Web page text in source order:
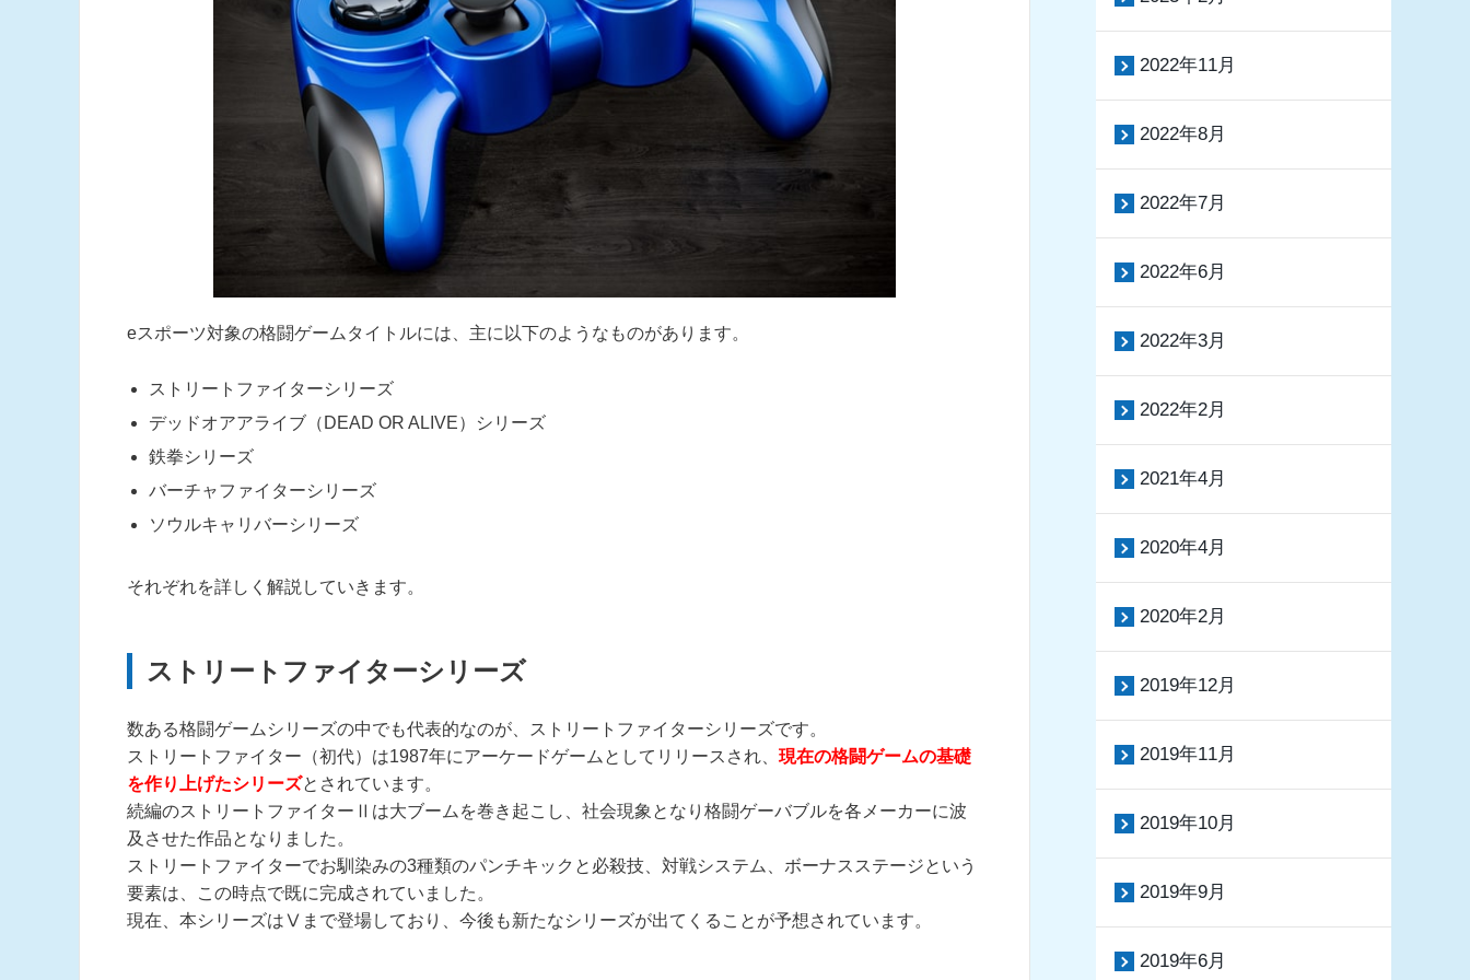
eスポーツ対象の格闘ゲームタイトルには、主に以下のようなものがあります。
ストリートファイターシリーズ
デッドオアアライブ（DEAD OR ALIVE）シリーズ
鉄拳シリーズ
バーチャファイターシリーズ
ソウルキャリバーシリーズ
それぞれを詳しく解説していきます。
ストリートファイターシリーズ
数ある格闘ゲームシリーズの中でも代表的なのが、ストリートファイターシリーズです。
ストリートファイター（初代）は1987年にアーケードゲームとしてリリースされ、現在の格闘ゲームの基礎
を作り上げたシリーズとされています。
続編のストリートファイターⅡは大ブームを巻き起こし、社会現象となり格闘ゲーバブルを各メーカーに波
及させた作品となりました。
ストリートファイターでお馴染みの3種類のパンチキックと必殺技、対戦システム、ボーナスステージという
要素は、この時点で既に完成されていました。
現在、本シリーズはⅤまで登場しており、今後も新たなシリーズが出てくることが予想されています。
2022年11月
2022年8月
2022年7月
2022年6月
2022年3月
2022年2月
2021年4月
2020年4月
2020年2月
2019年12月
2019年11月
2019年10月
2019年9月
2019年6月